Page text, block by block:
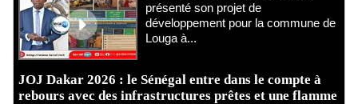
présenté son projet de
développement pour la commune de
Louga à...
JOJ Dakar 2026 : le Sénégal entre dans le compte à
rebours avec des infrastructures prêtes et une flamme